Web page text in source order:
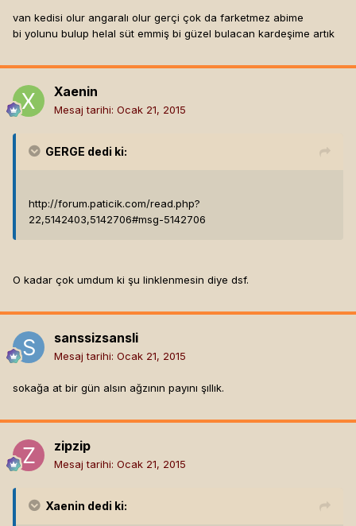
van kedisi olur angaralı olur gerçi çok da farketmez abime
bi yolunu bulup helal süt emmiş bi güzel bulacan kardeşime artık
Xaenin
Mesaj tarihi: Ocak 21, 2015
GERGE dedi ki:
http://forum.paticik.com/read.php?
22,5142403,5142706#msg-5142706
O kadar çok umdum ki şu linklenmesin diye dsf.
sanssizsansli
Mesaj tarihi: Ocak 21, 2015
sokağa at bir gün alsın ağzının payını şıllık.
zipzip
Mesaj tarihi: Ocak 21, 2015
Xaenin dedi ki: